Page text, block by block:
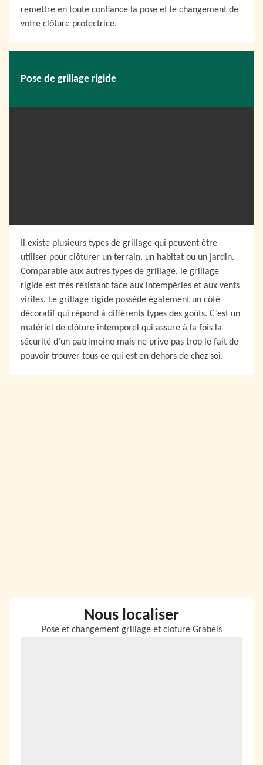
remettre en toute confiance la pose et le changement de
votre clôture protectrice.
Pose de grillage rigide
Il existe plusieurs types de grillage qui peuvent être
utiliser pour clôturer un terrain, un habitat ou un jardin.
Comparable aux autres types de grillage, le grillage
rigide est très résistant face aux intempéries et aux vents
viriles. Le grillage rigide possède également un côté
décoratif qui répond à différents types des goûts. C’est un
matériel de clôture intemporel qui assure à la fois la
sécurité d’un patrimoine mais ne prive pas trop le fait de
pouvoir trouver tous ce qui est en dehors de chez soi.
Nous localiser
Pose et changement grillage et cloture Grabels